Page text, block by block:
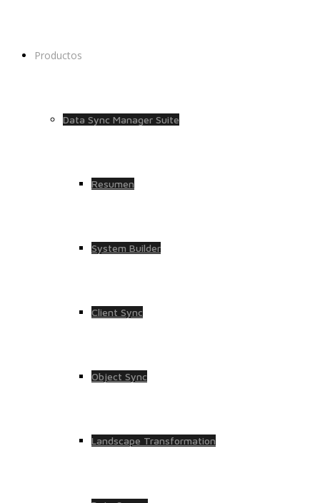
Productos
Data Sync Manager Suite
Resumen
System Builder
Client Sync
Object Sync
Landscape Transformation